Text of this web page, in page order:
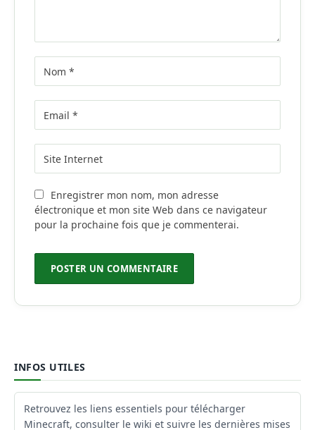
Enregistrer mon nom, mon adresse
électronique et mon site Web dans ce navigateur
pour la prochaine fois que je commenterai.
INFOS UTILES
Retrouvez les liens essentiels pour télécharger
Minecraft, consulter le wiki et suivre les dernières mises